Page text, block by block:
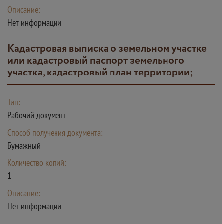
Описание:
Нет информации
кадастровая выписка о земельном участке
или кадастровый паспорт земельного
участка, кадастровый план территории;
Тип:
Рабочий документ
Способ получения документа:
Бумажный
Количество копий:
1
Описание:
Нет информации